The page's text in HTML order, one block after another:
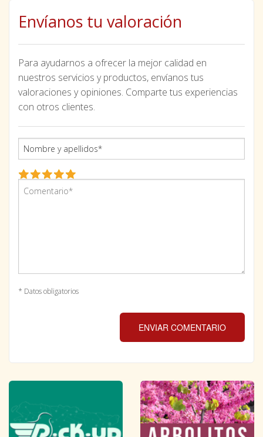
Envíanos tu valoración
Para ayudarnos a ofrecer la mejor calidad en
nuestros servicios y productos, envíanos tus
valoraciones y opiniones. Comparte tus experiencias
con otros clientes.
* Datos obligatorios
ENVIAR COMENTARIO